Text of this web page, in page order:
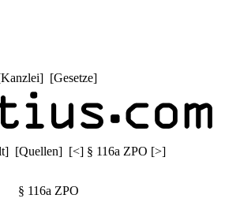
Kanzlei] [Gesetze]
] [Quellen] [<] § 116a ZPO [>]
§ 116a ZPO